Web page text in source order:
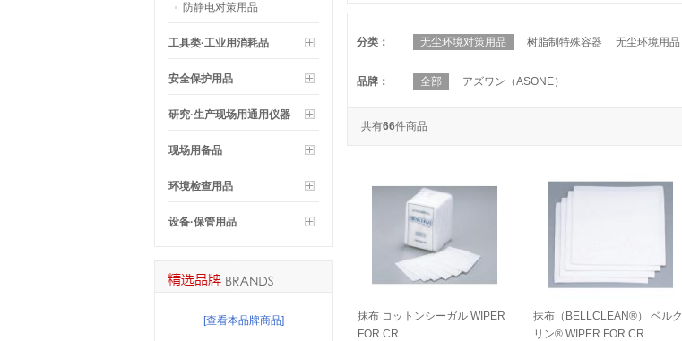
分类： 无尘环境对策用品 树脂制特殊容器 无尘环境用品
品牌： 全部 アズワン（ASONE）
共有66件商品
抹布 コットンシーガル WIPER
FOR CR
抹布（BELLCLEAN®） ベルク
リン® WIPER FOR CR
防静电对策用品
工具类·工业用消耗品
安全保护用品
研究·生产现场用通用仪器
现场用备品
环境检查用品
设备·保管用品
[查看本品牌商品]